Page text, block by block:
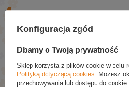
Jeżeli powyższy opis jest dla Ciebie
szybko jak tylko będzie to możliwe.Dane
polityką prywatności
. Przesyłając je,
E-mail
Konfiguracja zgód
Dbamy o Twoją prywatność
Sklep korzysta z plików cookie w celu
Polityką dotyczącą cookies . Możesz
przechowywania lub dostępu do cookie